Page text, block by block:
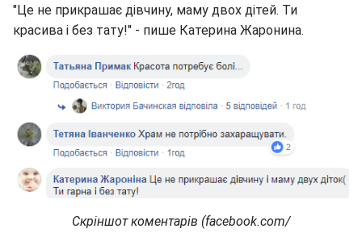
"Це не прикрашає дівчину, маму двох дітей. Ти
красива і без тату!" - пише Катерина Жаронина.
Скріншот коментарів (facebook.com/